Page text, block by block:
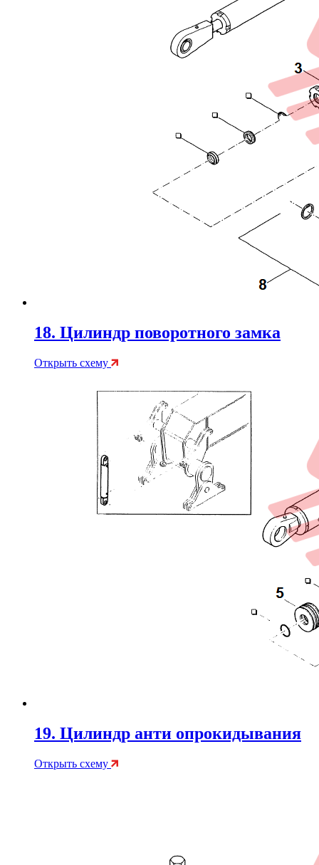
18. Цилиндр поворотного замка
Открыть схему
19. Цилиндр анти опрокидывания
Открыть схему